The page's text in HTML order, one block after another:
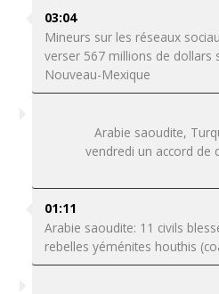
03:04
Mineurs sur les réseaux
verser 567 millions de dollars
Nouveau-Mexique
Arabie saoudite,
vendredi un accord de
01:11
Arabie saoudite: 11 civils
rebelles yéménites houthis